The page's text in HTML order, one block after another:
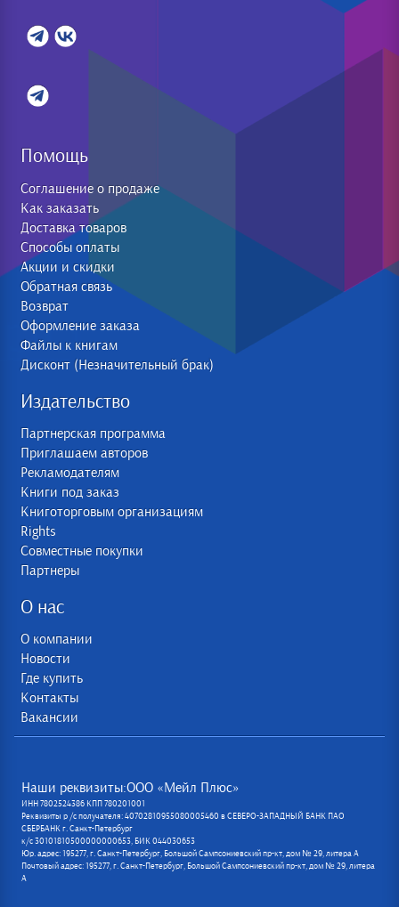
Помощь
Соглашение о продаже
Как заказать
Доставка товаров
Способы оплаты
Акции и скидки
Обратная связь
Возврат
Оформление заказа
Файлы к книгам
Дисконт (Незначительный брак)
Издательство
Партнерская программа
Приглашаем авторов
Рекламодателям
Книги под заказ
Книготорговым организациям
Rights
Совместные покупки
Партнеры
О нас
О компании
Новости
Где купить
Контакты
Вакансии
Наши реквизиты:ООО «Мейл Плюс»
ИНН 7802524386 КПП 780201001
Реквизиты р /с получателя: 40702810955080005460 в СЕВЕРО-ЗАПАДНЫЙ БАНК ПАО
СБЕРБАНК г. Санкт-Петербург
к/с 30101810500000000653, БИК 044030653
Юр. адрес: 195277, г. Санкт-Петербург, Большой Сампсониевский пр-кт, дом № 29, литера А
Почтовый адрес: 195277, г. Санкт-Петербург, Большой Сампсониевский пр-кт, дом № 29, литера
А